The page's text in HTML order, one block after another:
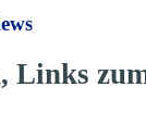
Links